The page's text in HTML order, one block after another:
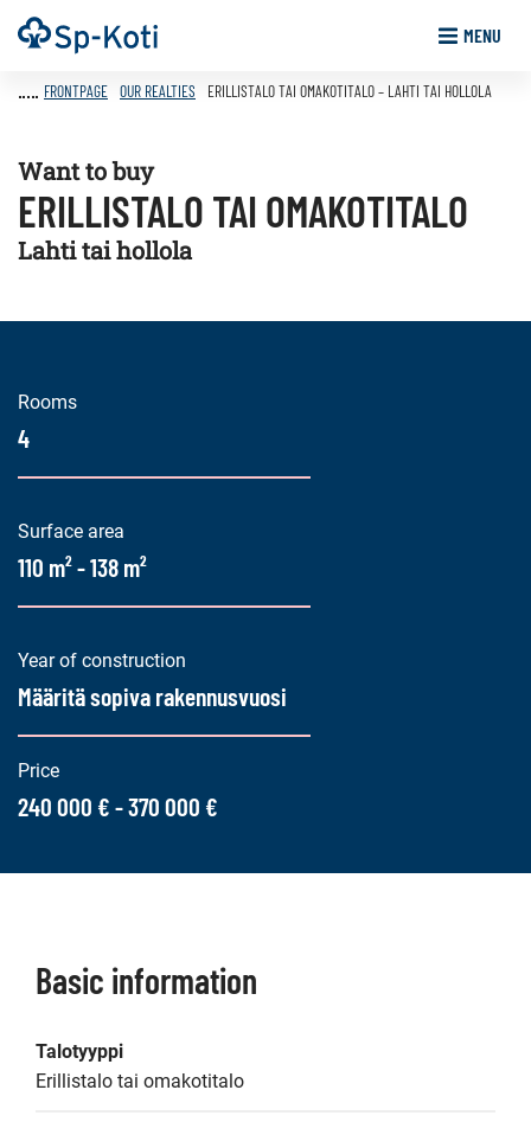
Go
to
Frontpage MENU
FRONTPAGE OUR REALTIES ERILLISTALO TAI OMAKOTITALO – LAHTI TAI HOLLOLA
Want to buy
ERILLISTALO TAI OMAKOTITALO
Lahti tai hollola
Rooms
4
Surface area
110 m² - 138 m²
Year of construction
Määritä sopiva rakennusvuosi
Price
240 000 € - 370 000 €
Basic information
Talotyyppi
Erillistalo tai omakotitalo